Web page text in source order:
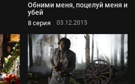
Обними меня, поцелуй меня и
убей
8 серия 03.12.2015